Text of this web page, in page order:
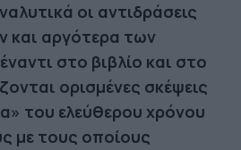
οι αντιδράσεις
και αργότερα των
στο βιβλίο και στο
ορισμένες σκέψεις
του ελεύθερου χρόνου
με τους οποίους